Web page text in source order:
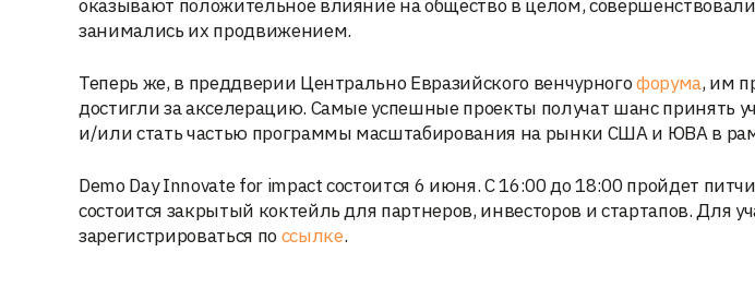
оказывают положительное влияние на общество в целом,
занимались их продвижением.
Теперь же, в преддверии Центрально Евразийского венчурногофорума, им
достигли за акселерацию. Самые успешные проекты получат шанс принять
и/или стать частью программы масштабирования на рынки США и ЮВА в
Demo Day Innovate for impact состоится 6 июня. С 16:00 до 18:00 пройдет
состоится закрытый коктейль для партнеров, инвесторов и стартапов. Для
зарегистрироваться поссылке.